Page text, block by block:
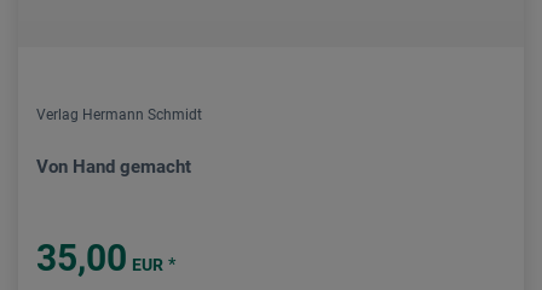
Verlag Hermann Schmidt
Von Hand gemacht
35,00 EUR *